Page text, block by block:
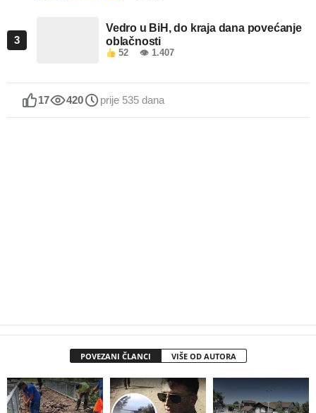
3
Vedro u BiH, do kraja dana povećanje
oblačnosti
52 👁 1.407
17 420 prije 535 dana
POVEZANI ČLANCI VIŠE OD AUTORA